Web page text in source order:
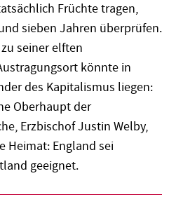
Früchte tragen,
sieben Jahren überprüfen.
seiner elften
könnte in
des Kapitalismus liegen:
Oberhaupt der
Erzbischof Justin Welby,
Heimat: England sei
geeignet.